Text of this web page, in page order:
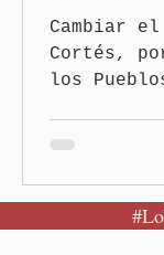
Cambiar el
Cortés,
los
Jornada